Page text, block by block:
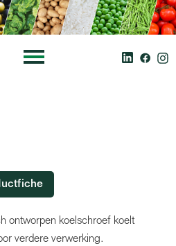
ontworpen koelschroef koelt
verdere verwerking.